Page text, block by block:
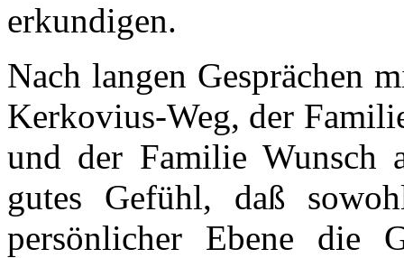
erkundigen.
Nach langen Gesprächen
Kerkovius-Weg, der
und der Familie Wunsch
gutes Gefühl, daß
persönlicher Ebene die